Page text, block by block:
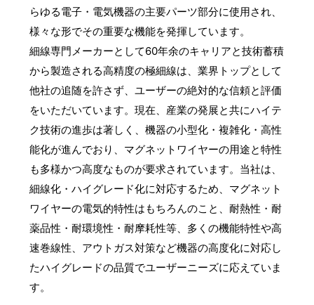
らゆる電子・電気機器の主要パーツ部分に使用され、
様々な形でその重要な機能を発揮しています。
細線専門メーカーとして60年余のキャリアと技術蓄積
から製造される高精度の極細線は、業界トップとして
他社の追随を許さず、ユーザーの絶対的な信頼と評価
をいただいています。現在、産業の発展と共にハイテ
ク技術の進歩は著しく、機器の小型化・複雑化・高性
能化が進んでおり、マグネットワイヤーの用途と特性
も多様かつ高度なものが要求されています。当社は、
細線化・ハイグレード化に対応するため、マグネット
ワイヤーの電気的特性はもちろんのこと、耐熱性・耐
薬品性・耐環境性・耐摩耗性等、多くの機能特性や高
速巻線性、アウトガス対策など機器の高度化に対応し
たハイグレードの品質でユーザーニーズに応えていま
す。